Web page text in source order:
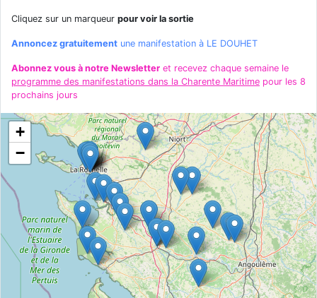
Cliquez sur un marqueur pour voir la sortie
Annoncez gratuitement une manifestation à LE DOUHET
Abonnez vous à notre Newsletter et recevez chaque semaine le
programme des manifestations dans la Charente Maritime pour les 8
prochains jours
+
−